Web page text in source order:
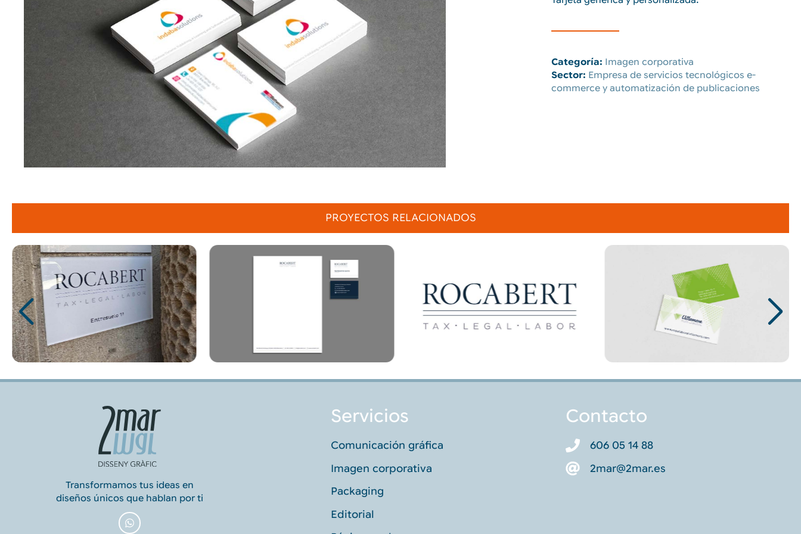
Categoría: Imagen corporativa
Sector: Empresa de servicios tecnológicos e-
commerce y automatización de publicaciones
PROYECTOS RELACIONADOS
Transformamos tus ideas en
diseños únicos que hablan por ti
Servicios
Comunicación gráfica
Imagen corporativa
Packaging
Editorial
Contacto
606 05 14 88
2mar@2mar.es